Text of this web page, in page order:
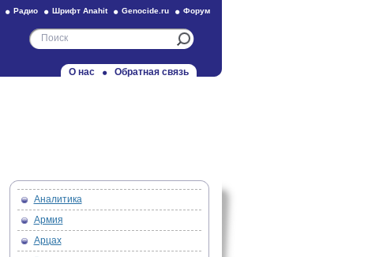
Радио Шрифт Anahit Genocide.ru Форум
О нас Обратная связь
Аналитика
Армия
Арцах